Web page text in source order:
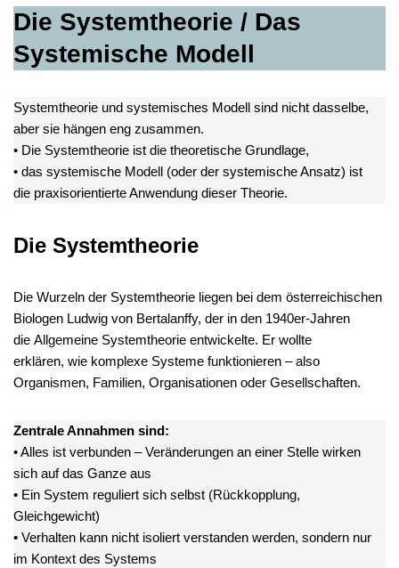
Die Systemtheorie / Das
Systemische Modell
Systemtheorie und systemisches Modell sind nicht dasselbe,
aber sie hängen eng zusammen.
• Die Systemtheorie ist die theoretische Grundlage,
• das systemische Modell (oder der systemische Ansatz) ist
die praxisorientierte Anwendung dieser Theorie.
Die Systemtheorie
Die Wurzeln der Systemtheorie liegen bei dem österreichischen
Biologen Ludwig von Bertalanffy, der in den 1940er-Jahren
die Allgemeine Systemtheorie entwickelte. Er wollte
erklären, wie komplexe Systeme funktionieren – also
Organismen, Familien, Organisationen oder Gesellschaften.
Zentrale Annahmen sind:
• Alles ist verbunden – Veränderungen an einer Stelle wirken
sich auf das Ganze aus
• Ein System reguliert sich selbst (Rückkopplung,
Gleichgewicht)
• Verhalten kann nicht isoliert verstanden werden, sondern nur
im Kontext des Systems